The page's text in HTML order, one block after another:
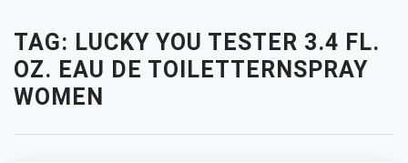
TAG: LUCKY YOU TESTER 3.4 FL.
OZ. EAU DE TOILETTERNSPRAY
WOMEN